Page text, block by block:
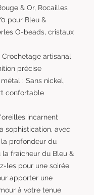
& Or, Rocailles
pour Bleu &
O-beads, cristaux
Crochetage artisanal
précise
: Sans nickel,
confortable
incarnent
sophistication, avec
profondeur du
la fraîcheur du Bleu &
les pour une soirée
apporter une
à votre tenue